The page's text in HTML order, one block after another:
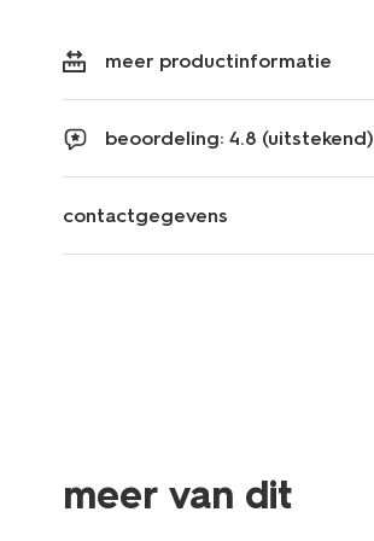
meer productinformatie
beoordeling: 4.8 (uitstekend)
contactgegevens
meer van dit